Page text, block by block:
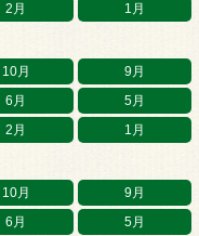
2月 1月
10月
9月
6月
5月
2月 1月
10月
9月
6月
5月